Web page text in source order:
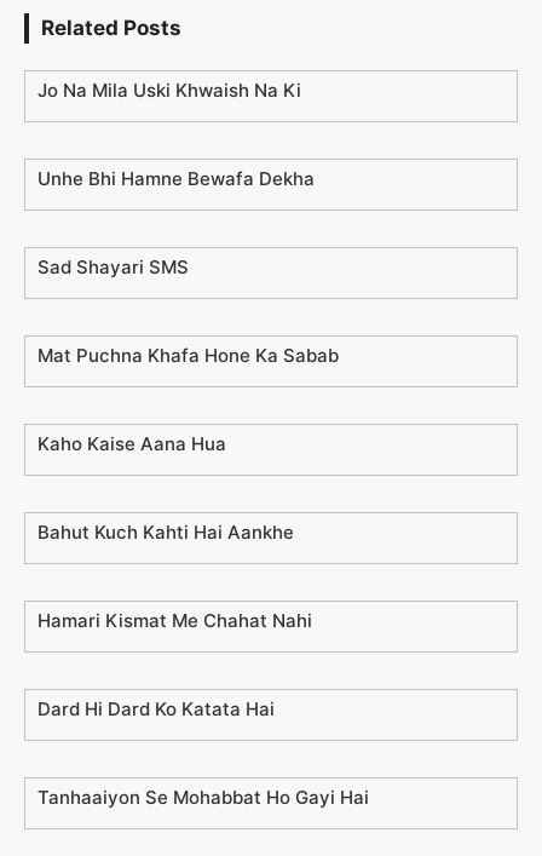
Related Posts
Jo Na Mila Uski Khwaish Na Ki
Unhe Bhi Hamne Bewafa Dekha
Sad Shayari SMS
Mat Puchna Khafa Hone Ka Sabab
Kaho Kaise Aana Hua
Bahut Kuch Kahti Hai Aankhe
Hamari Kismat Me Chahat Nahi
Dard Hi Dard Ko Katata Hai
Tanhaaiyon Se Mohabbat Ho Gayi Hai